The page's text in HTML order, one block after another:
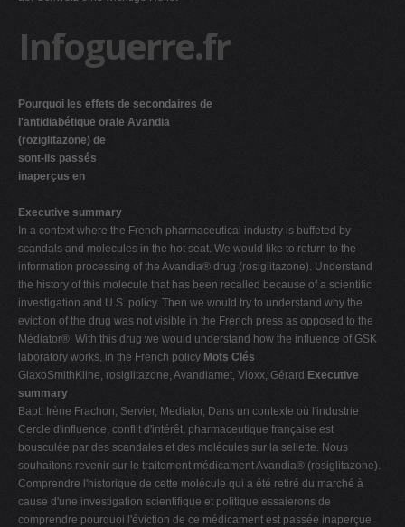
K
N
O
P
R
S
T
U
V
W
X
Y
Z
0-9
Infoguerre.fr
Pourquoi les effets de secondaires de
l'antidiabétique orale Avandia
(roziglitazone) de
sont-ils passés
inaperçus en
Executive summary
In a context where the French pharmaceutical industry is buffeted by
scandals and molecules in the hot seat. We would like to return to the
information processing of the Avandia® drug (rosiglitazone). Understand
the history of this molecule that has been recalled because of a scientific
investigation and U.S. policy. Then we would try to understand why the
eviction of the drug was not visible in the French press as opposed to the
Médiator®. With this drug we would understand how the influence of GSK
laboratory works, in the French policy Mots Clés
GlaxoSmithKline, rosiglitazone, Avandiamet, Vioxx, Gérard Executive
summary
Bapt, Irène Frachon, Servier, Mediator, Dans un contexte où l'industrie
Cercle d'influence, conflit d'intérêt, pharmaceutique française est
bousculée par des scandales et des molécules sur la sellette. Nous
souhaitons revenir sur le traitement médicament Avandia® (rosiglitazone).
Comprendre l'historique de cette molécule qui a été retiré du marché à
cause d'une investigation scientifique et politique essaierons de
comprendre pourquoi l'éviction de ce médicament est passée inaperçue